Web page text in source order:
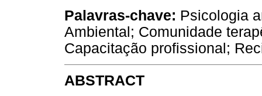
Palavras-chave: Psicologia
Ambiental; Comunidade
Capacitação profissional;
ABSTRACT